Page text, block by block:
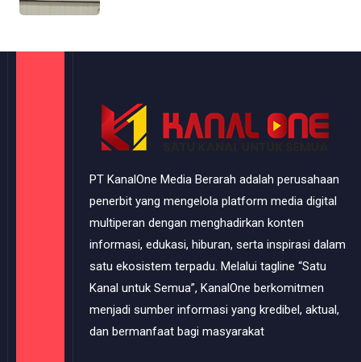
PT KanalOne Media Berarah adalah perusahaan
penerbit yang mengelola platform media digital
multiperan dengan menghadirkan konten
informasi, edukasi, hiburan, serta inspirasi dalam
satu ekosistem terpadu. Melalui tagline “Satu
Kanal untuk Semua”, KanalOne berkomitmen
menjadi sumber informasi yang kredibel, aktual,
dan bermanfaat bagi masyarakat